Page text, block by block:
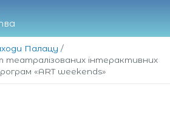
Палацу
інтерактивних
«ART weekends»